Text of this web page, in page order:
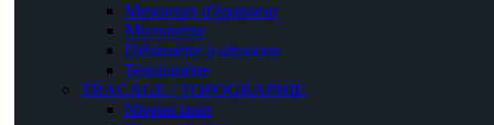
Mesureurs d'épaisseur
Micromètre
Débitmètre à ultrasons
Tensiomètre
TRACAGE / TOPOGRAPHIE
Niveau laser